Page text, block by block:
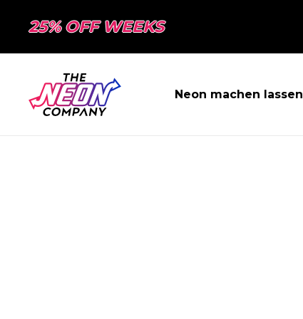
25% OFF WEEKS
Neon machen lassen